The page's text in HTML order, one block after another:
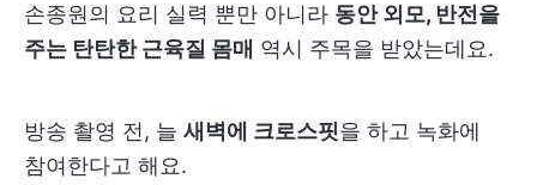
손종원의 요리 실력 뿐만 아니라 동안 외모, 반전을
주는 탄탄한 근육질 몸매 역시 주목을 받았는데요.
방송 촬영 전, 늘 새벽에 크로스핏을 하고 녹화에
참여한다고 해요.